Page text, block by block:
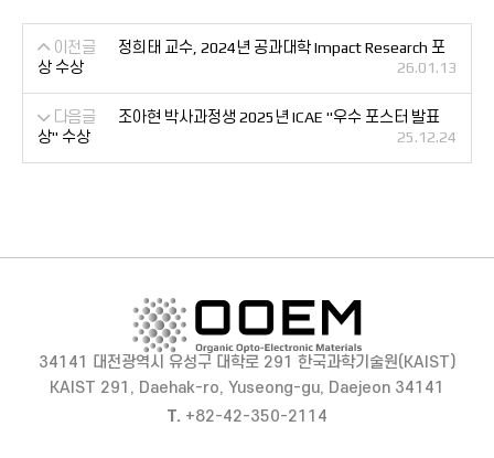
이전글
정희태 교수, 2024년 공과대학 Impact Research 포
상 수상
26.01.13
다음글
조아현 박사과정생 2025년 ICAE "우수 포스터 발표
상" 수상
25.12.24
34141 대전광역시 유성구 대학로 291 한국과학기술원(KAIST)
KAIST 291, Daehak-ro, Yuseong-gu, Daejeon 34141
T. +82-42-350-2114